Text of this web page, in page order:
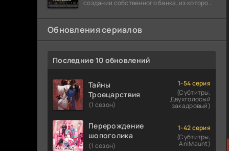
создании собственного банка, из которого
долларов. Однако,
Обновления сериалов
Последние 10 обновлений
Тайны
Троецарствия
(1 сезон)
1-54 серия
(Субтитры,
Двухголосый
закадровый)
Перерождение
шопоголика
(1 сезон)
1-42 серия
(Субтитры,
AniMaunt)